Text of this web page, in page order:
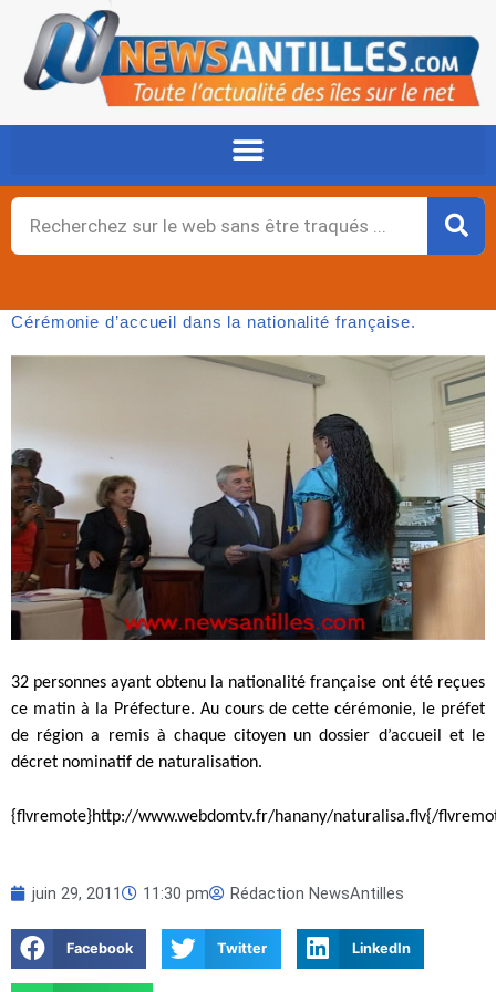
contenu
Rechercher
Cérémonie d’accueil dans la nationalité française.
32 personnes ayant obtenu la nationalité française ont été reçues
ce matin à la Préfecture. Au cours de cette cérémonie, le préfet
de région a remis à chaque citoyen un dossier d’accueil et le
décret nominatif de naturalisation.
{flvremote}http://www.webdomtv.fr/hanany/naturalisa.flv{/
juin 29, 2011 11:30 pm Rédaction NewsAntilles
Facebook Twitter LinkedIn